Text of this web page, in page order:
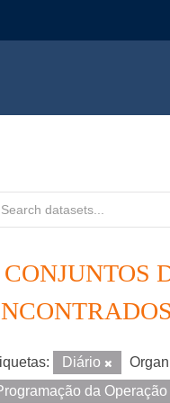
CONJUNTOS
Diário
da Operação